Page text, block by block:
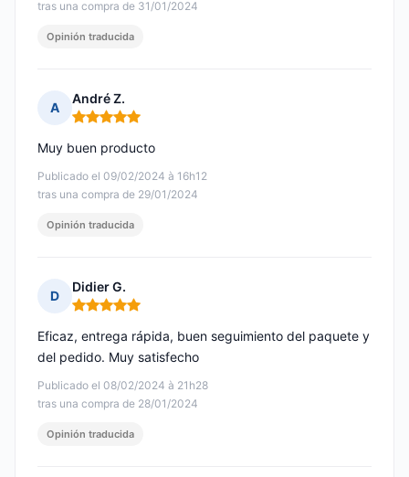
tras una compra de 31/01/2024
Opinión traducida
A
André Z.
Nota: 5 de 5
Publicado el 09/02/2024 à 16h12
tras una compra de 29/01/2024
Muy buen producto
Opinión traducida
D
Didier G.
Nota: 5 de 5
Publicado el 08/02/2024 à 21h28
tras una compra de 28/01/2024
Eficaz, entrega rápida, buen seguimiento del paquete y
del pedido. Muy satisfecho
Opinión traducida